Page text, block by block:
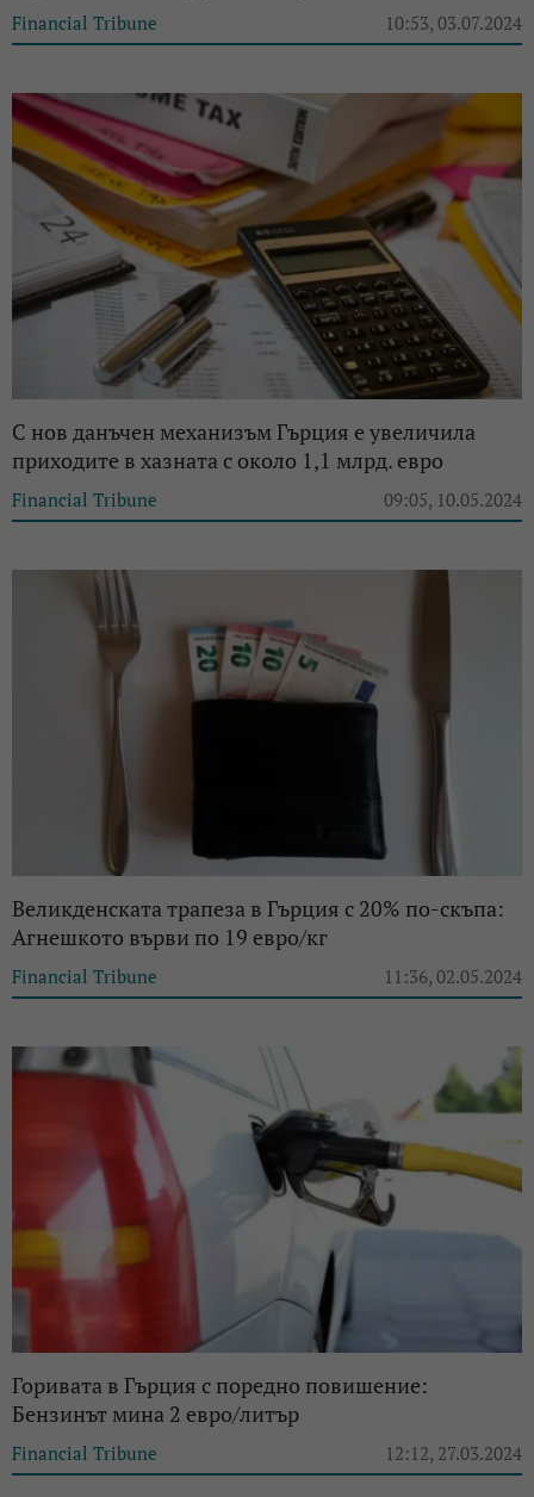
Financial Tribune 10:53, 03.07.2024
С нов данъчен механизъм Гърция е увеличила
приходите в хазната с около 1,1 млрд. евро
Financial Tribune 09:05, 10.05.2024
Великденската трапеза в Гърция с 20% по-скъпа:
Агнешкото върви по 19 евро/кг
Financial Tribune 11:36, 02.05.2024
Горивата в Гърция с поредно повишение:
Бензинът мина 2 евро/литър
Financial Tribune 12:12, 27.03.2024